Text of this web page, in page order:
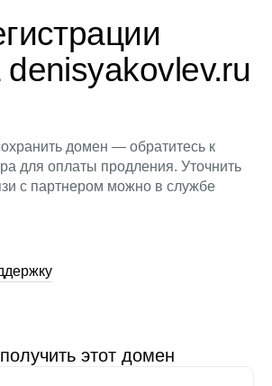
домен — обратитесь к
для оплаты продления. Уточнить
с партнером можно в службе
этот домен